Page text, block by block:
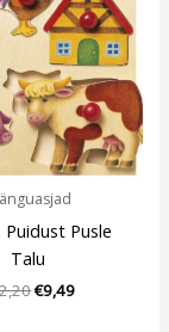
Puidust Pusle
Talu
€12,20.
€9,49
€9,49.